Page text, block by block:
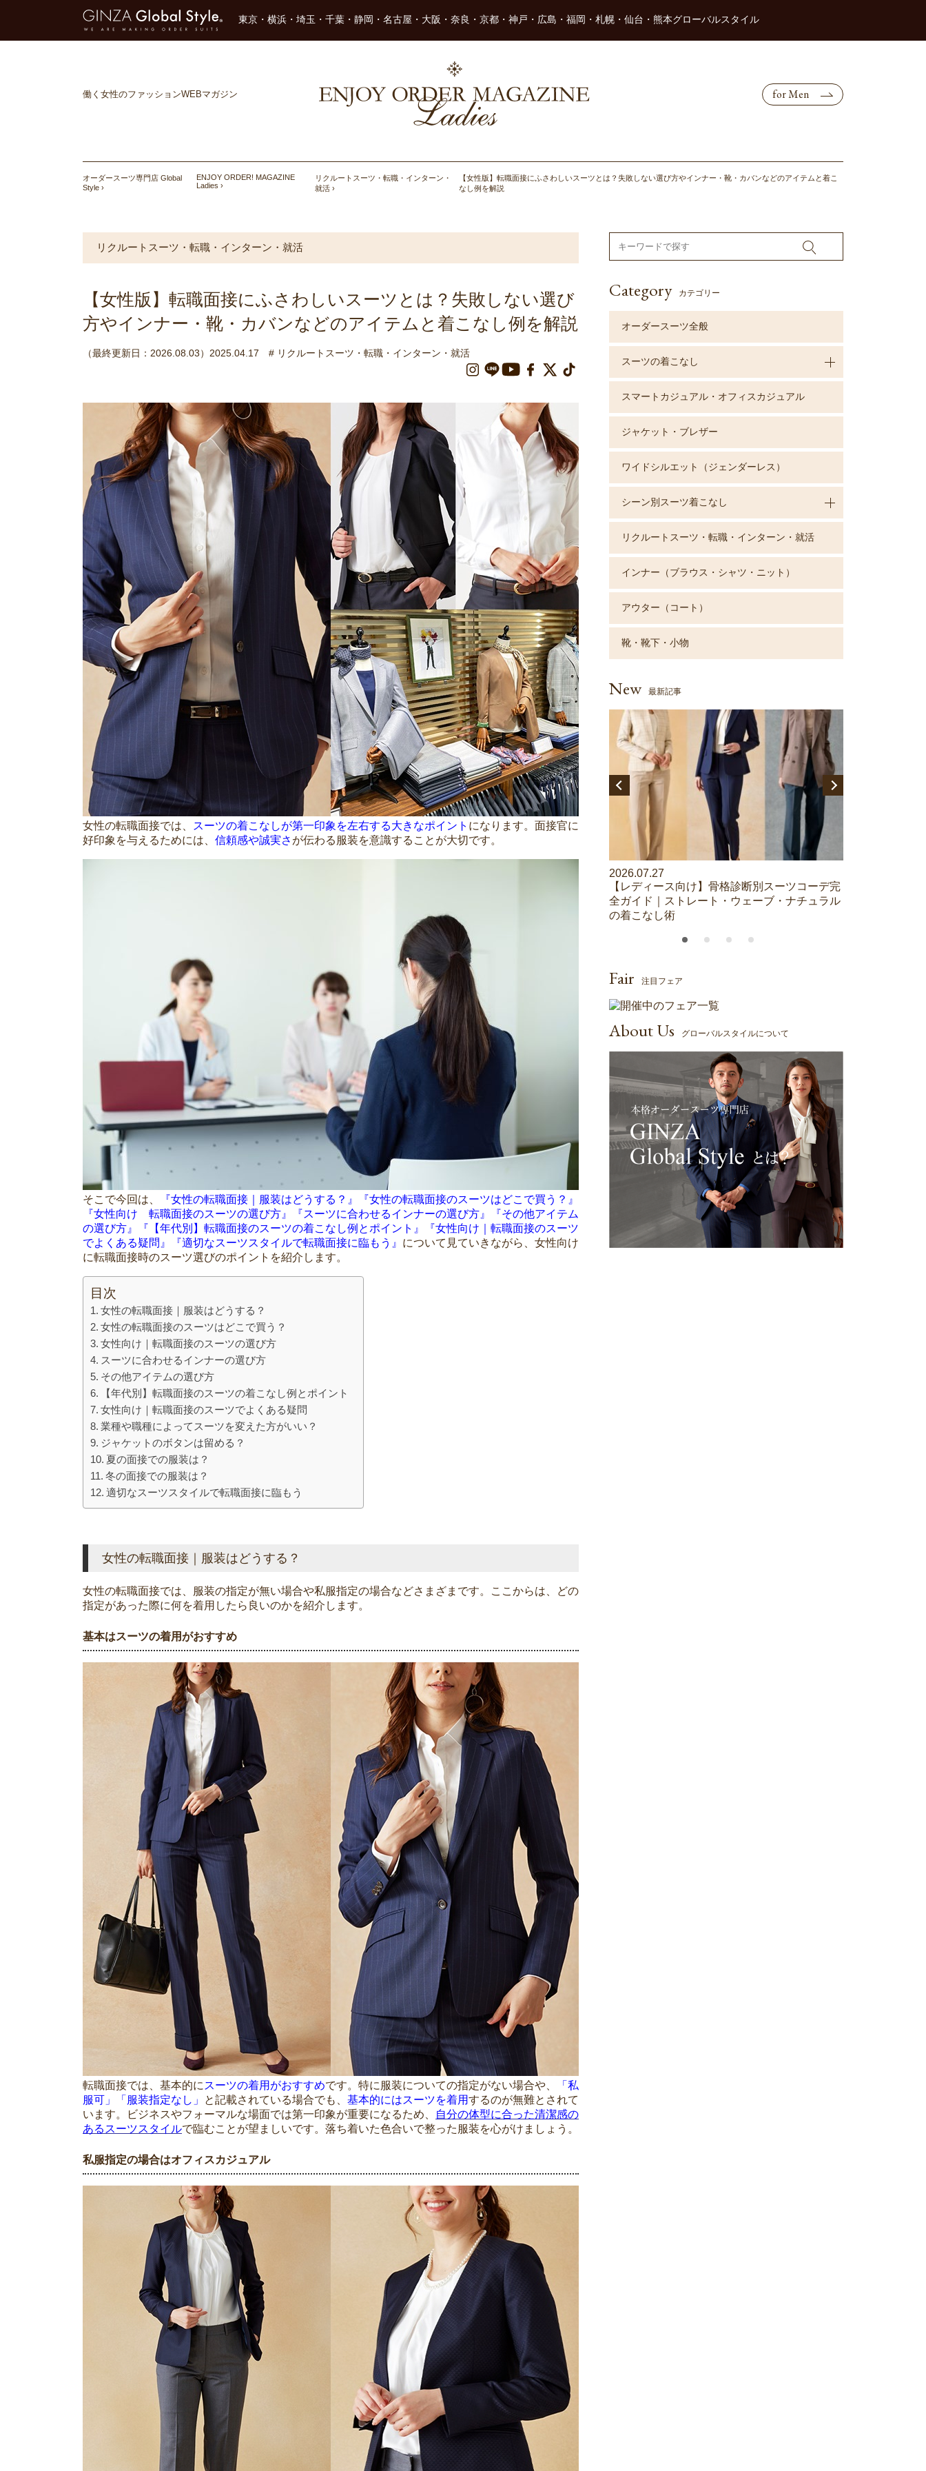
東京・横浜・埼玉・千葉・静岡・名古屋・大阪・奈良・京都・神戸・広島・福岡・札幌・仙台・熊本グローバルスタイル
働く女性のファッションWEBマガジン for Men
オーダースーツ専門店 Global
Style
ENJOY ORDER! MAGAZINE
Ladies
リクルートスーツ・転職・インターン・
就活
【女性版】転職面接にふさわしいスーツとは？失敗しない選び方やインナー・靴・カバンなどのアイテムと着こ
なし例を解説
リクルートスーツ・転職・インターン・就活
【女性版】転職面接にふさわしいスーツとは？失敗しない選び
方やインナー・靴・カバンなどのアイテムと着こなし例を解説
（最終更新日：2026.08.03）2025.04.17 # リクルートスーツ・転職・インターン・就活
女性の転職面接では、 スーツの着こなしが第一印象を左右する大きなポイント になります。面接官に
好印象を与えるためには、 信頼感や誠実さ が伝わる服装を意識することが大切です。
そこで今回は、
『女性の転職面接｜服装はどうする？』『女性の転職面接のスーツはどこで買う？』
『女性向け 転職面接のスーツの選び方』『スーツに合わせるインナーの選び方』『その他アイテム
の選び方』『【年代別】転職面接のスーツの着こなし例とポイント』『女性向け｜転職面接のスーツ
でよくある疑問』『適切なスーツスタイルで転職面接に臨もう』 について見ていきながら、女性向け
に転職面接時のスーツ選びのポイントを紹介します。
目次
女性の転職面接｜服装はどうする？
女性の転職面接のスーツはどこで買う？
女性向け｜転職面接のスーツの選び方
スーツに合わせるインナーの選び方
その他アイテムの選び方
【年代別】転職面接のスーツの着こなし例とポイント
女性向け｜転職面接のスーツでよくある疑問
業種や職種によってスーツを変えた方がいい？
ジャケットのボタンは留める？
夏の面接での服装は？
冬の面接での服装は？
適切なスーツスタイルで転職面接に臨もう
女性の転職面接｜服装はどうする？
女性の転職面接では、服装の指定が無い場合や私服指定の場合などさまざまです。ここからは、どの
指定があった際に何を着用したら良いのかを紹介します。
基本はスーツの着用がおすすめ
転職面接では、基本的に スーツの着用がおすすめです。特に服装についての指定がない場合や、
「私
服可」「服装指定なし」
と記載されている場合でも、 基本的にはスーツを着用するのが無難とされて
います。ビジネスやフォーマルな場面では第一印象が重要になるため、
自分の体型に合った清潔感の
あるスーツスタイルで臨むことが望ましいです。落ち着いた色合いで整った服装を心がけましょう。
私服指定の場合はオフィスカジュアル
Category カテゴリー
オーダースーツ全般
スーツの着こなし
スマートカジュアル・オフィスカジュアル
ジャケット・ブレザー
ワイドシルエット（ジェンダーレス）
シーン別スーツ着こなし
リクルートスーツ・転職・インターン・就活
インナー（ブラウス・シャツ・ニット）
アウター（コート）
靴・靴下・小物
New 最新記事
2026.07.27
【レディース向け】骨格診断別スーツコーデ完
全ガイド｜ストレート・ウェーブ・ナチュラル
の着こなし術
Fair 注目フェア
About Us グローバルスタイルについて